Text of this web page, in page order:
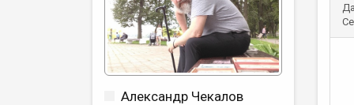
Александр Чекалов